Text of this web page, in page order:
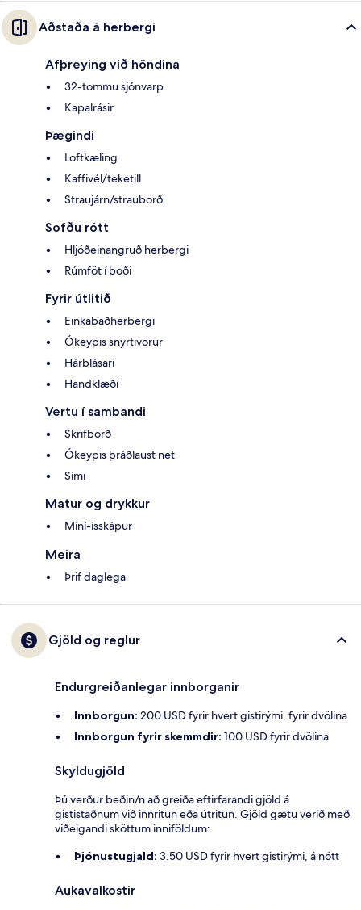
Aðstaða á herbergi
Afþreying við höndina
32-tommu sjónvarp
Kapalrásir
Þægindi
Loftkæling
Kaffivél/teketill
Straujárn/strauborð
Sofðu rótt
Hljóðeinangruð herbergi
Rúmföt í boði
Fyrir útlitið
Einkabaðherbergi
Ókeypis snyrtivörur
Hárblásari
Handklæði
Vertu í sambandi
Skrifborð
Ókeypis þráðlaust net
Sími
Matur og drykkur
Míní-ísskápur
Meira
Þrif daglega
Gjöld og reglur
Endurgreiðanlegar innborganir
Innborgun: 200 USD fyrir hvert gistirými, fyrir dvölina
Innborgun fyrir skemmdir: 100 USD fyrir dvölina
Skyldugjöld
Þú verður beðin/n að greiða eftirfarandi gjöld á
gististaðnum við innritun eða útritun. Gjöld gætu verið með
viðeigandi sköttum inniföldum:
Þjónustugjald: 3.50 USD fyrir hvert gistirými, á nótt
Aukavalkostir